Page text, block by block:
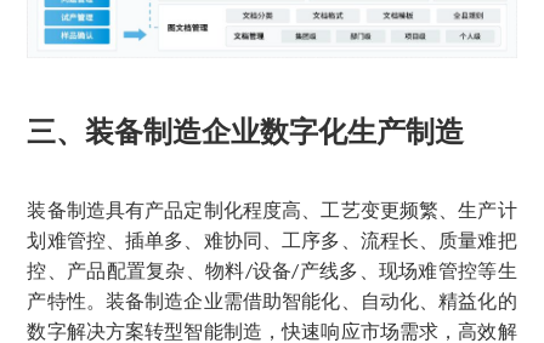
三、装备制造企业数字化生产制造
装备制造具有产品定制化程度高、工艺变更频繁、生产计
划难管控、插单多、难协同、工序多、流程长、质量难把
控、产品配置复杂、物料/设备/产线多、现场难管控等生
产特性。装备制造企业需借助智能化、自动化、精益化的
数字解决方案转型智能制造，快速响应市场需求，高效解